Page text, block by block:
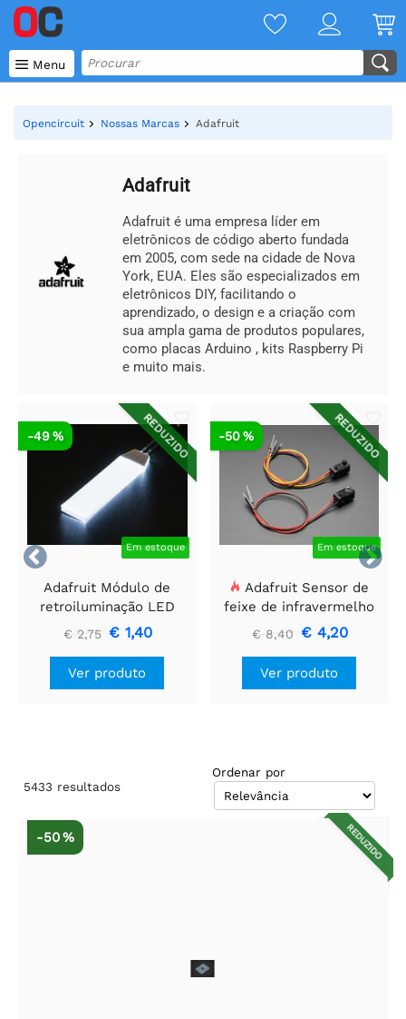
 Menu
Opencircuit Nossas Marcas Adafruit
Adafruit
Adafruit é uma empresa líder em
eletrônicos de código aberto fundada
em 2005, com sede na cidade de Nova
York, EUA. Eles são especializados em
eletrônicos DIY, facilitando o
aprendizado, o design e a criação com
sua ampla gama de produtos populares,
como placas Arduino , kits Raspberry Pi
e muito mais.


REDUZIDO
Em estoque
-49 %
Adafruit Módulo de
retroiluminação LED
branco - Pequeno 12 mm
x 40 mm
€ 2,75 € 1,40
Ver produto
REDUZIDO
Em estoque
-50 %
Adafruit Sensor de
feixe de infravermelho
com extremidades de
cabeçalho de fio
premium - LEDs de 5
mm
€ 8,40 € 4,20
Ver produto
5433 resultados
Ordenar por
REDUZIDO
-50 %